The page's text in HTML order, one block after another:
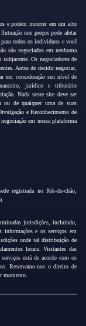
e podem incorrer em um alto
nos preços pode afetar
todos os indivíduos e você
são negociados em nenhuma
Os negociadores de
Antes de decidir negociar,
em consideração seu nível de
jurídico e tributário
Nada neste site deve ser
ou de qualquer uma de suas
e Reconhecimento de
em nossa plataforma
registrada no Rés-do-chão,
jurisdições, incluindo,
e os serviços em
onde tal distribuição de
locais. Visitantes das
está de acordo com os
Reservamo-nos o direito de
momento.